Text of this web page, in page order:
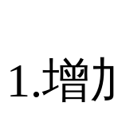
1.增